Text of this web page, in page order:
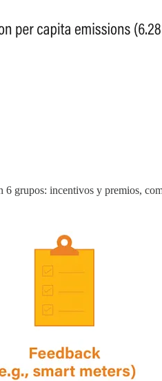
6 grupos: incentivos y premios,